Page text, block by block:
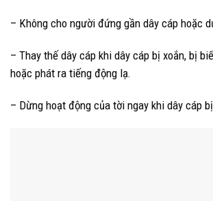
– Không cho người đứng gần dây cáp hoặc
– Thay thế dây cáp khi dây cáp bị xoắn, bị
hoặc phát ra tiếng động lạ.
– Dừng hoạt động của tời ngay khi dây cáp